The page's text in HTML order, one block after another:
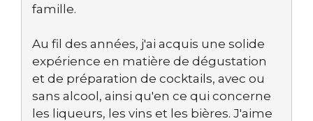
famille.
Au fil des années, j'ai acquis une solide
expérience en matière de dégustation
et de préparation de cocktails, avec ou
sans alcool, ainsi qu'en ce qui concerne
les liqueurs, les vins et les bières. J'aime